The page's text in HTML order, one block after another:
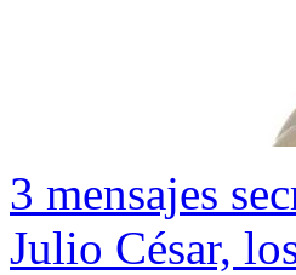
3 mensajes
Julio César,